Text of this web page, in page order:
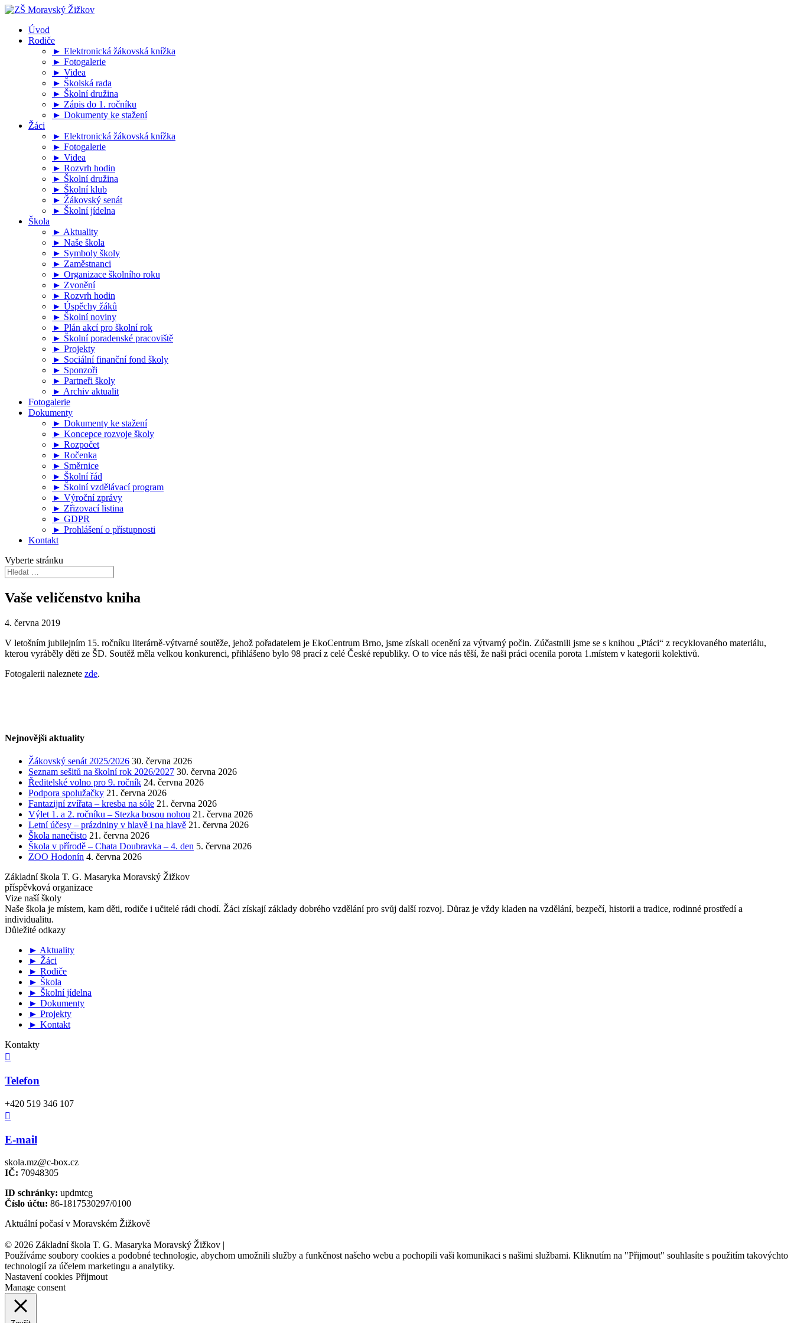
Úvod
Rodiče
► Elektronická žákovská knížka
► Fotogalerie
► Videa
► Školská rada
► Školní družina
► Zápis do 1. ročníku
► Dokumenty ke stažení
Žáci
► Elektronická žákovská knížka
► Fotogalerie
► Videa
► Rozvrh hodin
► Školní družina
► Školní klub
► Žákovský senát
► Školní jídelna
Škola
► Aktuality
► Naše škola
► Symboly školy
► Zaměstnanci
► Organizace školního roku
► Zvonění
► Rozvrh hodin
► Úspěchy žáků
► Školní noviny
► Plán akcí pro školní rok
► Školní poradenské pracoviště
► Projekty
► Sociální finanční fond školy
► Sponzoři
► Partneři školy
► Archiv aktualit
Fotogalerie
Dokumenty
► Dokumenty ke stažení
► Koncepce rozvoje školy
► Rozpočet
► Ročenka
► Směrnice
► Školní řád
► Školní vzdělávací program
► Výroční zprávy
► Zřizovací listina
► GDPR
► Prohlášení o přístupnosti
Kontakt
Vyberte stránku
Vaše veličenstvo kniha
4. června 2019
V letošním jubilejním 15. ročníku literárně-výtvarné soutěže, jehož pořadatelem je EkoCentrum Brno, jsme získali ocenění za výtvarný počin. Zúčastnili jsme se s knihou „Ptáci“ z recyklovaného materiálu,
kterou vyráběly děti ze ŠD. Soutěž měla velkou konkurenci, přihlášeno bylo 98 prací z celé České republiky. O to více nás těší, že naši práci ocenila porota 1.místem v kategorii kolektivů.
Fotogalerii naleznete zde.
Nejnovější aktuality
Žákovský senát 2025/2026 30. června 2026
Seznam sešitů na školní rok 2026/2027 30. června 2026
Ředitelské volno pro 9. ročník 24. června 2026
Podpora spolužačky 21. června 2026
Fantazijní zvířata – kresba na sóle 21. června 2026
Výlet 1. a 2. ročníku – Stezka bosou nohou 21. června 2026
Letní účesy – prázdniny v hlavě i na hlavě 21. června 2026
Škola nanečisto 21. června 2026
Škola v přírodě – Chata Doubravka – 4. den 5. června 2026
ZOO Hodonín 4. června 2026
Základní škola T. G. Masaryka Moravský Žižkov
příspěvková organizace
Vize naší školy
Naše škola je místem, kam děti, rodiče i učitelé rádi chodí. Žáci získají základy dobrého vzdělání pro svůj další rozvoj. Důraz je vždy kladen na vzdělání, bezpečí, historii a tradice, rodinné prostředí a
individualitu.
Důležité odkazy
► Aktuality
► Žáci
► Rodiče
► Škola
► Školní jídelna
► Dokumenty
► Projekty
► Kontakt
Kontakty

Telefon
+420 519 346 107

E-mail
skola.mz@c-box.cz
IČ: 70948305
ID schránky: updmtcg
Číslo účtu: 86-1817530297/0100
Aktuální počasí v Moravském Žižkově
© 2026 Základní škola T. G. Masaryka Moravský Žižkov |
Používáme soubory cookies a podobné technologie, abychom umožnili služby a funkčnost našeho webu a pochopili vaši komunikaci s našimi službami. Kliknutím na "Přijmout" souhlasíte s použitím takovýchto
technologií za účelem marketingu a analytiky.
Nastavení cookies Přijmout
Manage consent